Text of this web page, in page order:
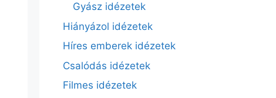
Gyász idézetek
Hiányázol idézetek
Híres emberek idézetek
Csalódás idézetek
Filmes idézetek